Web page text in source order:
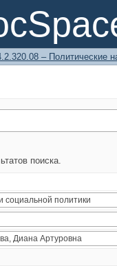
– Политические
поиска.